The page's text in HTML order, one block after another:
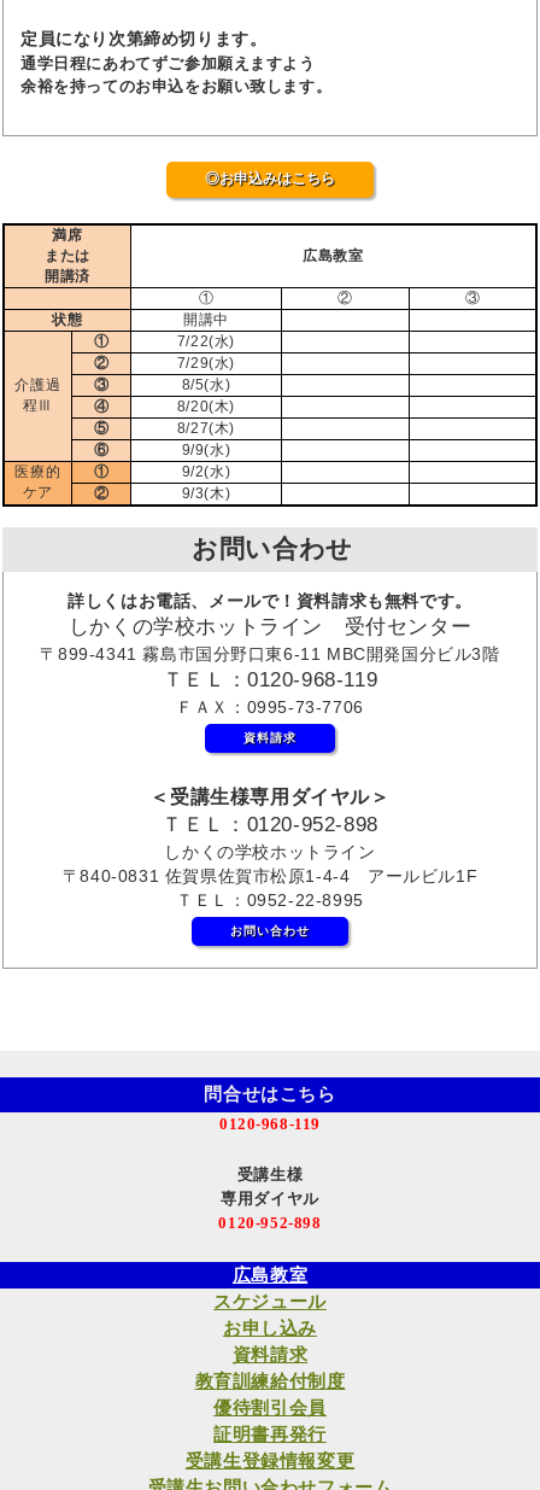
定員になり次第締め切ります。
通学日程にあわてずご参加願えますよう
余裕を持ってのお申込をお願い致します。
◎お申込みはこちら
満席
または
開講済
広島教室
① ②
③
状態
開講中
介護過
程Ⅲ
①
7/22(水)
②
7/29(水)
③
8/5(水)
④
8/20(木)
⑤
8/27(木)
⑥
9/9(水)
医療的
ケア
①
9/2(水)
②
9/3(木)
お問い合わせ
詳しくはお電話、メールで！資料請求も無料です。
しかくの学校ホットライン 受付センター
〒899-4341 霧島市国分野口東6-11 MBC開発国分ビル3階
ＴＥＬ：0120-968-119
ＦＡＸ：0995-73-7706
資料請求
＜受講生様専用ダイヤル＞
ＴＥＬ：0120-952-898
しかくの学校ホットライン
〒840-0831 佐賀県佐賀市松原1-4-4 アールビル1F
ＴＥＬ：0952-22-8995
お問い合わせ
問合せはこちら
0120-968-119
受講生様
専用ダイヤル
0120-952-898
広島教室
スケジュール
お申し込み
資料請求
教育訓練給付制度
優待割引会員
証明書再発行
受講生登録情報変更